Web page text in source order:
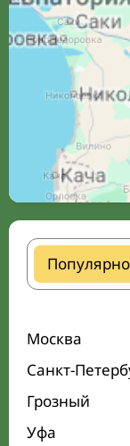
Москва
Санкт-
Грозный
Уфа